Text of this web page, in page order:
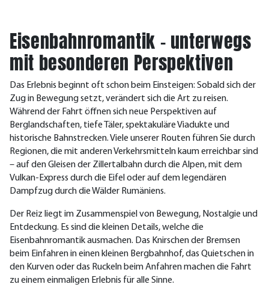
Eisenbahnromantik – unterwegs
mit besonderen Perspektiven
Das Erlebnis beginnt oft schon beim Einsteigen: Sobald sich der
Zug in Bewegung setzt, verändert sich die Art zu reisen.
Während der Fahrt öffnen sich neue Perspektiven auf
Berglandschaften, tiefe Täler, spektakuläre Viadukte und
historische Bahnstrecken. Viele unserer Routen führen Sie durch
Regionen, die mit anderen Verkehrsmitteln kaum erreichbar sind
– auf den Gleisen der Zillertalbahn durch die Alpen, mit dem
Vulkan-Express durch die Eifel oder auf dem legendären
Dampfzug durch die Wälder Rumäniens.
Der Reiz liegt im Zusammenspiel von Bewegung, Nostalgie und
Entdeckung. Es sind die kleinen Details, welche die
Eisenbahnromantik ausmachen. Das Knirschen der Bremsen
beim Einfahren in einen kleinen Bergbahnhof, das Quietschen in
den Kurven oder das Ruckeln beim Anfahren machen die Fahrt
zu einem einmaligen Erlebnis für alle Sinne.